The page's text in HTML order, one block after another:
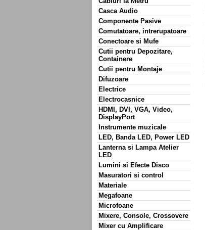
Casca Audio
Componente Pasive
Comutatoare, intrerupatoare
Conectoare si Mufe
Cutii pentru Depozitare,
Containere
Cutii pentru Montaje
Difuzoare
Electrice
Electrocasnice
HDMI, DVI, VGA, Video,
DisplayPort
Instrumente muzicale
LED, Banda LED, Power LED
Lanterna si Lampa Atelier
LED
Lumini si Efecte Disco
Masuratori si control
Materiale
Megafoane
Microfoane
Mixere, Console, Crossovere
Mixer cu Amplificare